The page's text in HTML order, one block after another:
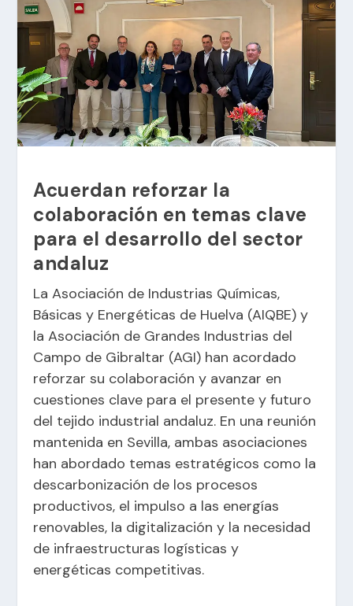
Acuerdan reforzar la
colaboración en temas clave
para el desarrollo del sector
andaluz
La Asociación de Industrias Químicas,
Básicas y Energéticas de Huelva (AIQBE) y
la Asociación de Grandes Industrias del
Campo de Gibraltar (AGI) han acordado
reforzar su colaboración y avanzar en
cuestiones clave para el presente y futuro
del tejido industrial andaluz. En una reunión
mantenida en Sevilla, ambas asociaciones
han abordado temas estratégicos como la
descarbonización de los procesos
productivos, el impulso a las energías
renovables, la digitalización y la necesidad
de infraestructuras logísticas y
energéticas competitivas.